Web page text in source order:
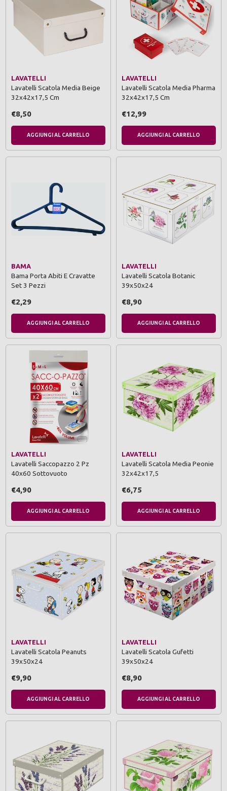
LAVATELLI
Lavatelli Scatola Media Beige
32x42x17,5 Cm
€8,50
AGGIUNGI AL CARRELLO
LAVATELLI
Lavatelli Scatola Media Pharma
32x42x17,5 Cm
€12,99
AGGIUNGI AL CARRELLO
BAMA
Bama Porta Abiti E Cravatte
Set 3 Pezzi
€2,29
AGGIUNGI AL CARRELLO
LAVATELLI
Lavatelli Scatola Botanic
39x50x24
€8,90
AGGIUNGI AL CARRELLO
LAVATELLI
Lavatelli Saccopazzo 2 Pz
40x60 Sottovuoto
€4,90
AGGIUNGI AL CARRELLO
LAVATELLI
Lavatelli Scatola Media Peonie
32x42x17,5
€6,75
AGGIUNGI AL CARRELLO
LAVATELLI
Lavatelli Scatola Peanuts
39x50x24
€9,90
AGGIUNGI AL CARRELLO
LAVATELLI
Lavatelli Scatola Gufetti
39x50x24
€8,90
AGGIUNGI AL CARRELLO